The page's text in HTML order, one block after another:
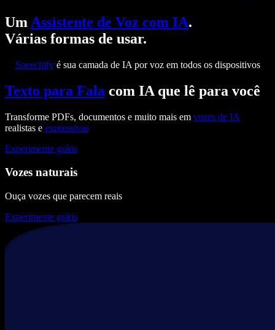
Um Assistente de Voz com IA.
Várias formas de usar.
Speechifyé sua camada de IA por voz em todos os dispositivos
Texto para Fala com IA que lê para você
Transforme PDFs, documentos e muito mais em vozes de IA
realistas e expressivas
Experimente grátis
Vozes naturais
Ouça vozes que parecem reais
Experimente grátis